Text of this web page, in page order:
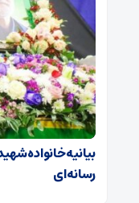
بیانیه خانواده
رسانه‌ای